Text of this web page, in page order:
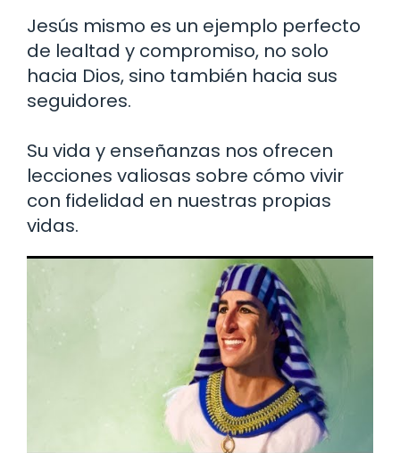
Jesús mismo es un ejemplo perfecto
de lealtad y compromiso, no solo
hacia Dios, sino también hacia sus
seguidores.
Su vida y enseñanzas nos ofrecen
lecciones valiosas sobre cómo vivir
con fidelidad en nuestras propias
vidas.